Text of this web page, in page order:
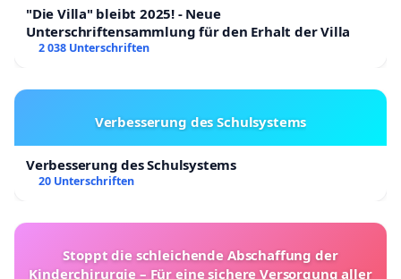
"Die Villa" bleibt 2025! - Neue
Unterschriftensammlung für den Erhalt der Villa
2 038 Unterschriften
Verbesserung des Schulsystems
Verbesserung des Schulsystems
20 Unterschriften
Stoppt die schleichende Abschaffung der
Kinderchirurgie – Für eine sichere Versorgung aller